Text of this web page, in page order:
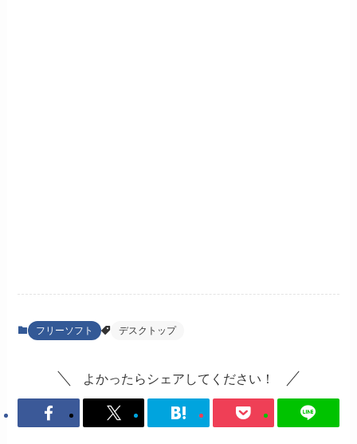
フリーソフト デスクトップ
よかったらシェアしてください！